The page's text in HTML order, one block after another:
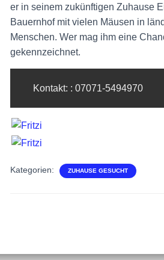
er in seinem zukünftigen Zuhause
Bauernhof mit vielen Mäusen in
Menschen. Wer mag ihm eine
gekennzeichnet.
Kontakt: : 07071-5494970
Kategorien: ZUHAUSE GESUCHT